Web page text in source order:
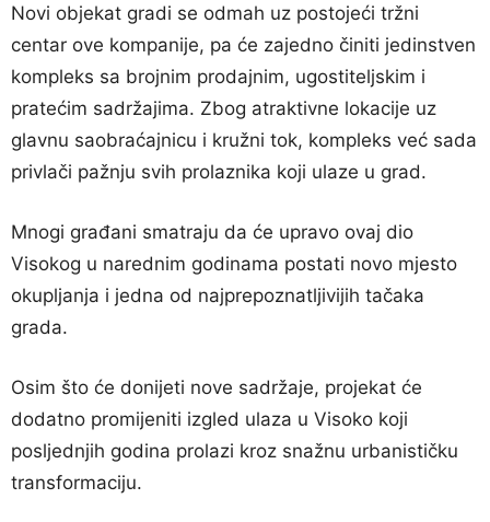
Novi objekat gradi se odmah uz postojeći tržni
centar ove kompanije, pa će zajedno činiti jedinstven
kompleks sa brojnim prodajnim, ugostiteljskim i
pratećim sadržajima. Zbog atraktivne lokacije uz
glavnu saobraćajnicu i kružni tok, kompleks već sada
privlači pažnju svih prolaznika koji ulaze u grad.
Mnogi građani smatraju da će upravo ovaj dio
Visokog u narednim godinama postati novo mjesto
okupljanja i jedna od najprepoznatljivijih tačaka
grada.
Osim što će donijeti nove sadržaje, projekat će
dodatno promijeniti izgled ulaza u Visoko koji
posljednjih godina prolazi kroz snažnu urbanističku
transformaciju.